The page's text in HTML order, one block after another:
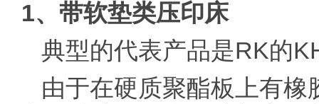
1、带软垫类压印床
典型的代表产品是RK的
由于在硬质聚酯板上有